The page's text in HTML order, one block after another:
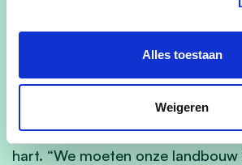
Alles toestaan
Weigeren
waar ik mij goed bij voel, een
volste vertrouwen heb en
vooruit kunnen. Ik ben zeer
ambitieus en wil op die manier
meerwaarde zijn voor de partij.”
Landbouw en toerisme liggen
hart. “We moeten onze landbouw